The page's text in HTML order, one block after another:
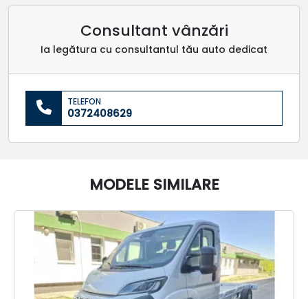
Consultant vânzări
Ia legătura cu consultantul tău auto dedicat
TELEFON
0372408629
MODELE SIMILARE